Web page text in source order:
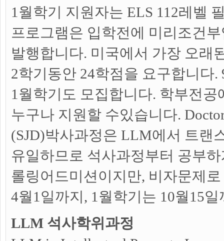
1월학기 지원자는 ELS 112레벨
프로그램은 입학전에 미리조건
발행합니다. 미국에서 가장 오래
2학기동안 24학점을 요구합니다
1월학기도 모집합니다. 학부전공
누구나 지원할 수있습니다.
(SJD)박사과정은 LLM에서 트랜
유일하므로 석사과정부터 공부
롤링어드미션이지만, 비자문제
4월1일까지, 1월학기는 10월15
LLM 석사학위과정